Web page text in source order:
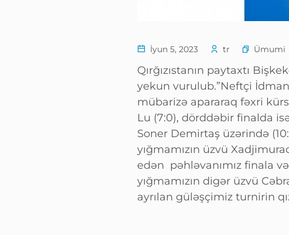
İyun 5, 2023 tr Ümumi
Qırğızıstanın paytaxtı
yekun vurulub.”Neftçi
mübarizə apararaq fəxri
Lu (7:0), dörddəbir finalda
Soner Demirtaş üzərində
yığmamızın üzvü
edən pəhləvanımız finala
yığmamızın digər üzvü
ayrılan güləşçimiz turnirin